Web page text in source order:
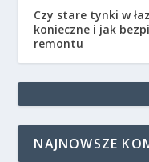
Czy stare tynki w
konieczne i jak
remontu
NAJNOWSZE